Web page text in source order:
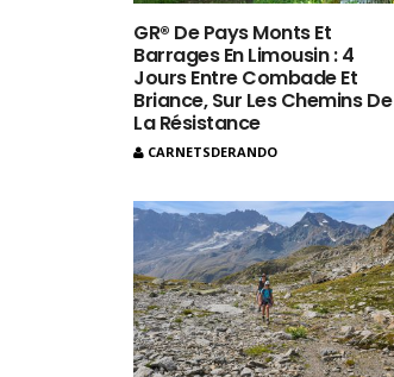
GR® De Pays Monts Et
Barrages En Limousin : 4
Jours Entre Combade Et
Briance, Sur Les Chemins De
La Résistance
CARNETSDERANDO